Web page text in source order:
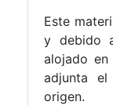
Este
y debido
alojado
adjunta
origen.